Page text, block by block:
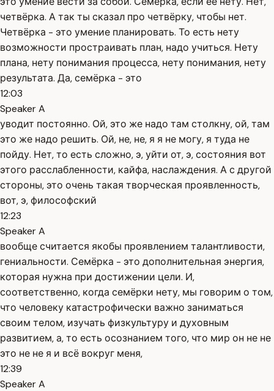
четвёрка. А так ты сказал про четвёрку, чтобы нет.
Четвёрка - это умение планировать. То есть нету
возможности простраивать план, надо учиться. Нету
плана, нету понимания процесса, нету понимания, нету
результата. Да, семёрка - это
12:03
Speaker A
уводит постоянно. Ой, это же надо там столкну, ой, там
это же надо решить. Ой, не, не, я я не могу, я туда не
пойду. Нет, то есть сложно, э, уйти от, э, состояния вот
этого расслабленности, кайфа, наслаждения. А с другой
стороны, это очень такая творческая проявленность,
вот, э, философский
12:23
Speaker A
вообще считается якобы проявлением талантливости,
гениальности. Семёрка - это дополнительная энергия,
которая нужна при достижении цели. И,
соответственно, когда семёрки нету, мы говорим о том,
что человеку катастрофически важно заниматься
своим телом, изучать физкультуру и духовным
развитием, а, то есть осознанием того, что мир он не не
это не не я и всё вокруг меня,
12:39
Speaker A